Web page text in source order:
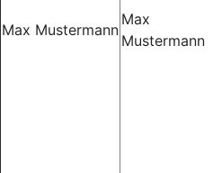
Max Mustermann
Max
Mustermann